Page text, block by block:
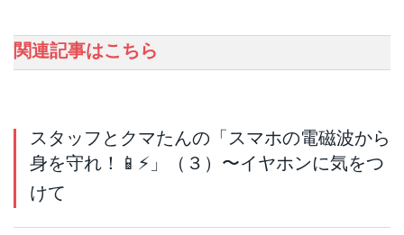
関連記事はこちら
スタッフとクマたんの「スマホの電磁波から
身を守れ！📱⚡️」（３）〜イヤホンに気をつ
けて